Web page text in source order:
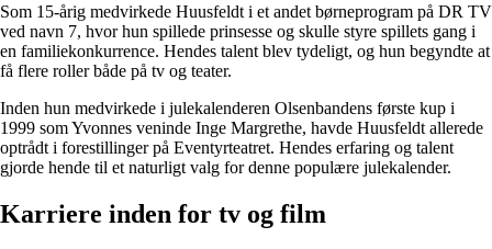
Som 15-årig medvirkede Huusfeldt i et andet børneprogram på DR TV
ved navn 7, hvor hun spillede prinsesse og skulle styre spillets gang i
en familiekonkurrence. Hendes talent blev tydeligt, og hun begyndte at
få flere roller både på tv og teater.
Inden hun medvirkede i julekalenderen Olsenbandens første kup i
1999 som Yvonnes veninde Inge Margrethe, havde Huusfeldt allerede
optrådt i forestillinger på Eventyrteatret. Hendes erfaring og talent
gjorde hende til et naturligt valg for denne populære julekalender.
Karriere inden for tv og film